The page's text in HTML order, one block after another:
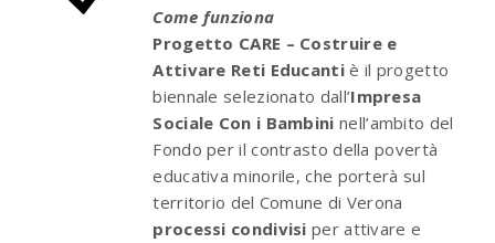
Come funziona
Progetto CARE – Costruire e
Attivare Reti Educanti è il progetto
biennale selezionato dall’Impresa
Sociale Con i Bambini nell’ambito del
Fondo per il contrasto della povertà
educativa minorile, che porterà sul
territorio del Comune di Verona
processi condivisi per attivare e